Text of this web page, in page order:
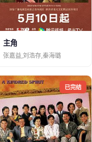
主角
张嘉益,刘浩存,秦海璐
已完结